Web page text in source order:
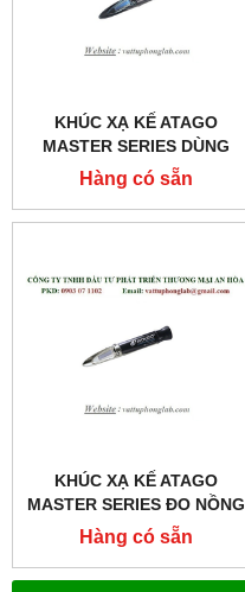
KHÚC XẠ KẾ ATAGO
MASTER SERIES DÙNG
CHO KHÁM VÀ CHỮA
BỆNH MODEL:MASTER-
SUR/NΑ
Hàng có sẵn
KHÚC XẠ KẾ ATAGO
MASTER SERIES ĐO NỒNG
ĐỘ RƯỢU
MODEL:MASTER-KMW
Hàng có sẵn